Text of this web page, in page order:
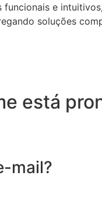
e
soluções
está
mail?